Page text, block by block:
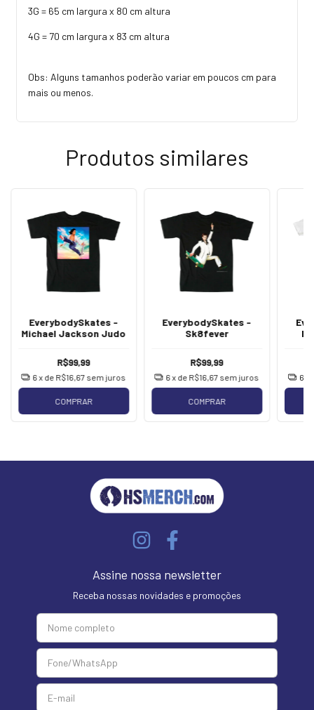
3G = 65 cm largura x 80 cm altura
4G = 70 cm largura x 83 cm altura
Obs: Alguns tamanhos poderão variar em poucos cm para
mais ou menos.
Produtos similares
EverybodySkates -
Michael Jackson Judo
R$99,99
6x de R$16,67 sem juros
COMPRAR
EverybodySkates -
Sk8fever
R$99,99
6 x de R$16,67 sem juros
COMPRAR
6
Assine nossa newsletter
Receba nossas novidades e promoções